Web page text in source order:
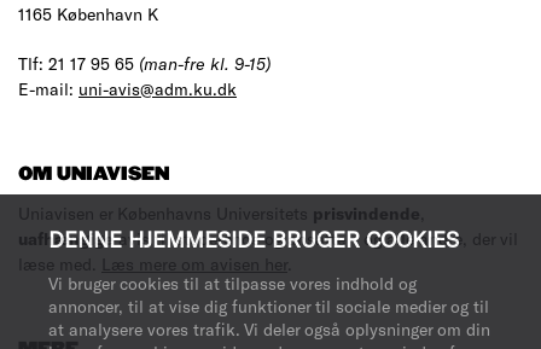
DENNE HJEMMESIDE BRUGER COOKIES
Vi bruger cookies til at tilpasse vores indhold og
annoncer, til at vise dig funktioner til sociale medier og til
at analysere vores trafik. Vi deler også oplysninger om din
1165 København K
Tlf: 21 17 95 65 (man-fre kl. 9-15)
E-mail: uni-avis@adm.ku.dk
OM UNIAVISEN
Uniavisen er Københavns Universitets prisvindende
uafhængigeavis til studerende og ansatte – og alle andre, der vil
læse med.
Læs mere om avisen her